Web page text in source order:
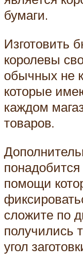
бумаги.
Изготовить
королевы
обычных не
которые
каждом
товаров.
помощи
сложите по
получились
угол